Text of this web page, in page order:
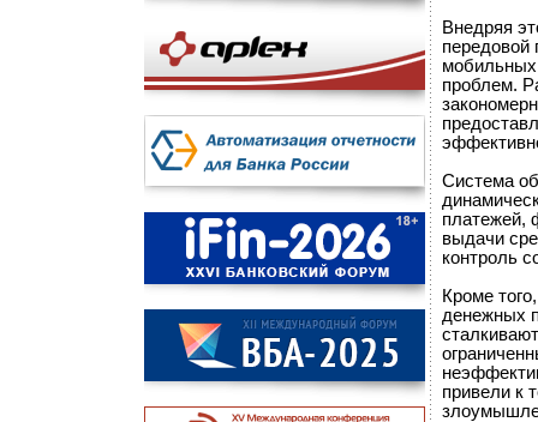
Внедряя
передовой
проблем.
Система
платежей,
выдачи
контроль
Кроме
денежных
привели к